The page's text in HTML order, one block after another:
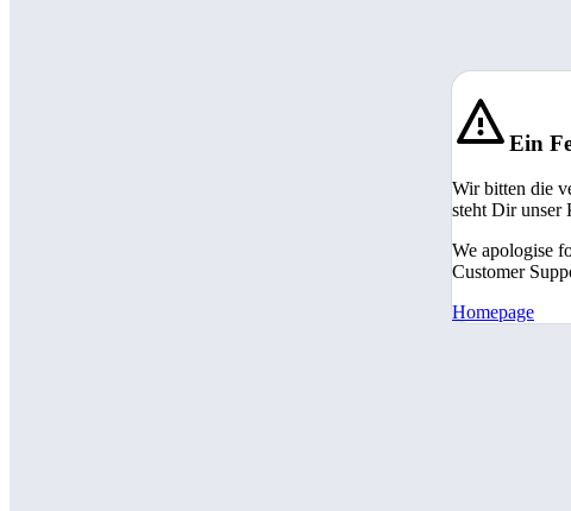
Ein
Wir bitten die
steht Dir unser
We apologise
Customer
Homepage